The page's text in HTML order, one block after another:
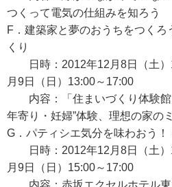
つくって電気の仕組みを知ろう
F．建築家と夢のおうちをつく
くり
日時：2012年12月8日（土）
月9日（日）13:00～17:00
内容：「住まいづくり体験館
年寄り・妊婦”体験、理想の家の
G．パティシエ気分を味わおう
日時：2012年12月8日（土）
月9日（日）15:00～17:00
内容：赤坂エクセルホテル東